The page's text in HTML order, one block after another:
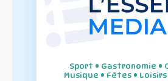
Sport • Gastronomie •
Musique • Fêtes •